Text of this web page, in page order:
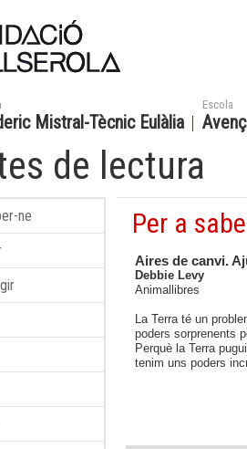
Mistral-Tècnic Eulàlia
Escola
Avenç
de lectura
ne
Per a
Aires de canvi.
Debbie Levy
Animallibres
La Terra té un
poders sorprenents
Perquè la Terra
tenim uns poders